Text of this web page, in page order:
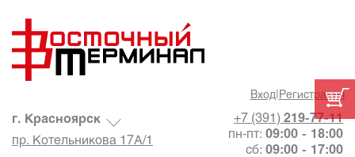
Вход| Регистрация
+7 (391) 219-77-11
пн-пт: 09:00 - 18:00
сб: 09:00 - 17:00
г. Красноярск
пр. Котельникова 17А/1